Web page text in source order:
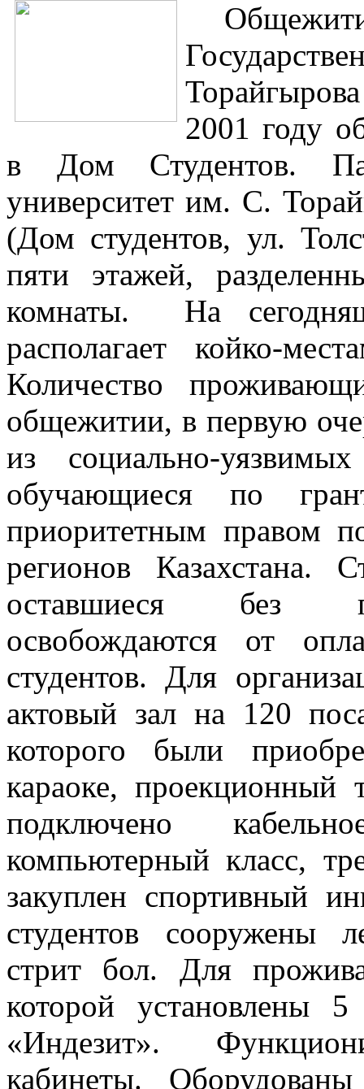
2001 году
в Дом Студентов.
университет им. С.
(Дом студентов, ул.
пяти этажей,
комнаты. На
располагает койко-
Количество
общежитии, в первую
из социально-
обучающиеся по
приоритетным правом
регионов Казахстана.
оставшиеся без
освобождаются от
студентов. Для
актовый зал на 120
которого были
караоке, проекционный
подключено
компьютерный класс,
закуплен спортивный
студентов сооружены
стрит бол. Для
которой установлены
«Индезит».
кабинеты.